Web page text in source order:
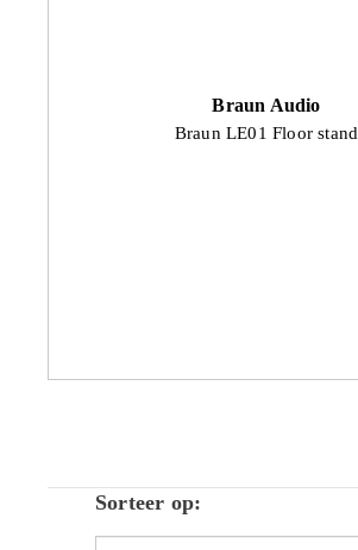
Braun Audio
Braun LE01 Floor stand
Sorteer op: